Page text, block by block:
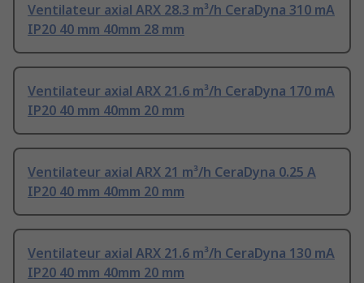
Ventilateur axial ARX 28.3 m³/h CeraDyna 310 mA
IP20 40 mm 40mm 28 mm
Ventilateur axial ARX 21.6 m³/h CeraDyna 170 mA
IP20 40 mm 40mm 20 mm
Ventilateur axial ARX 21 m³/h CeraDyna 0.25 A
IP20 40 mm 40mm 20 mm
Ventilateur axial ARX 21.6 m³/h CeraDyna 130 mA
IP20 40 mm 40mm 20 mm